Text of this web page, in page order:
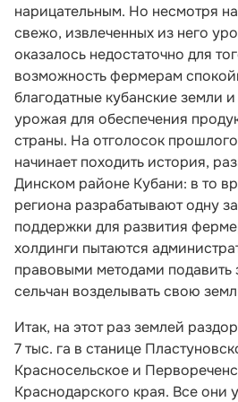
нарицательным. Но несмотря
свежо, извлеченных из него
оказалось недостаточно для
возможность фермерам
благодатные кубанские земли
урожая для обеспечения
страны. На отголосок
начинает походить история,
Динском районе Кубани: в то
региона разрабатывают одну
поддержки для развития
холдинги пытаются
правовыми методами подавить
сельчан возделывать свою
Итак, на этот раз землей
7 тыс. га в станице
Красносельское и
Краснодарского края. Все они